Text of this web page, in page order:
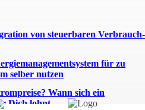
von steu­er­ba­ren Ver­brauch­
für zu
selber nutzen
Wann sich ein
Dich lohnt